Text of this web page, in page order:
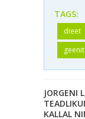
TAGS:
dieet
JORGENI
KALLAL